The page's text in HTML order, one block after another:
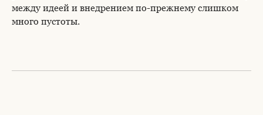
между идеей и внедрением по-прежнему слишком
много пустоты.